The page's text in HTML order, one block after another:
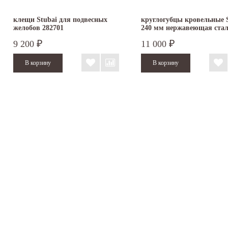
клещи Stubai для подвесных
желобов 282701
9 200 ₽
круглогубцы кровельные
240 мм нержавеющая
11 000 ₽